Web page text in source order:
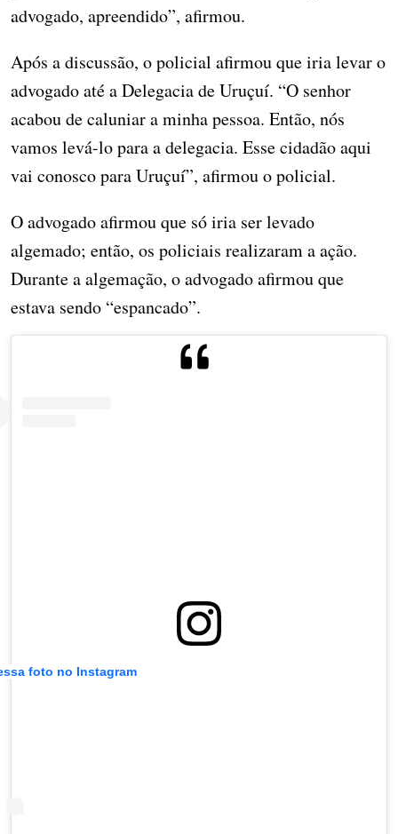
advogado, apreendido”, afirmou.
Após a discussão, o policial afirmou que iria levar o
advogado até a Delegacia de Uruçuí. “O senhor
acabou de caluniar a minha pessoa. Então, nós
vamos levá-lo para a delegacia. Esse cidadão aqui
vai conosco para Uruçuí”, afirmou o policial.
O advogado afirmou que só iria ser levado
algemado; então, os policiais realizaram a ação.
Durante a algemação, o advogado afirmou que
estava sendo “espancado”.
foto no Instagram